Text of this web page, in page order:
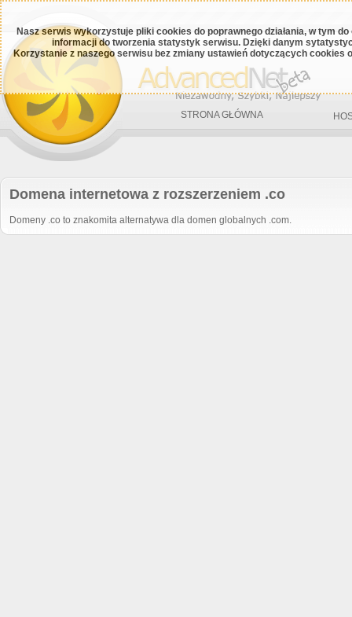
Nasz serwis wykorzystuje pliki cookies do poprawnego działania, w tym
informacji do tworzenia statystyk serwisu. Dzięki danym
Korzystanie z naszego serwisu bez zmiany ustawień dotyczących cookies
STRONA GŁÓWNA
Domena internetowa z rozszerzeniem .co
Domeny .co to znakomita alternatywa dla domen globalnych .com.